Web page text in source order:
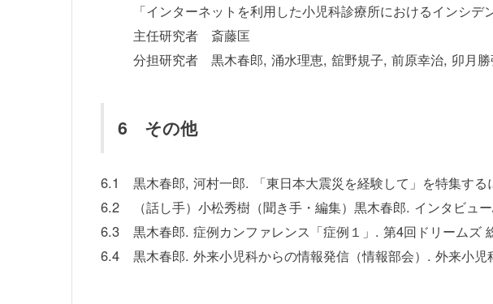
「インターネットを利用した小児科診療所におけるインシ
主任研究者 斎藤匡
分担研究者 黒木春郎, 涌水理恵, 舘野規子, 前原幸治, 卯月
6 その他
6.1
黒木春郎, 河村一郎. 「東日本大震災を経験して」を特集す
6.2
（話し手）小松秀樹（聞き手・編集）黒木春郎. インタビ
6.3
黒木春郎. 症例カンファレンス「症例１」. 第4回ドリーム
6.4
黒木春郎. 外来小児科からの情報発信（情報部会）. 外来小